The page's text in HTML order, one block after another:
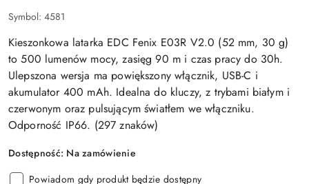
Symbol: 4581
Kieszonkowa latarka EDC Fenix E03R V2.0 (52 mm, 30 g)
to 500 lumenów mocy, zasięg 90 m i czas pracy do 30h.
Ulepszona wersja ma powiększony włącznik, USB-C i
akumulator 400 mAh. Idealna do kluczy, z trybami białym i
czerwonym oraz pulsującym światłem we włączniku.
Odporność IP66. (297 znaków)
Dostępność: Na zamówienie
Powiadom gdy produkt będzie dostępny